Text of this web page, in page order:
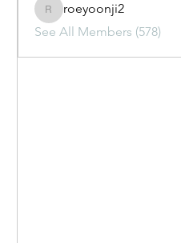
roeyoonji2
roeyoonji2
See All Members (578)